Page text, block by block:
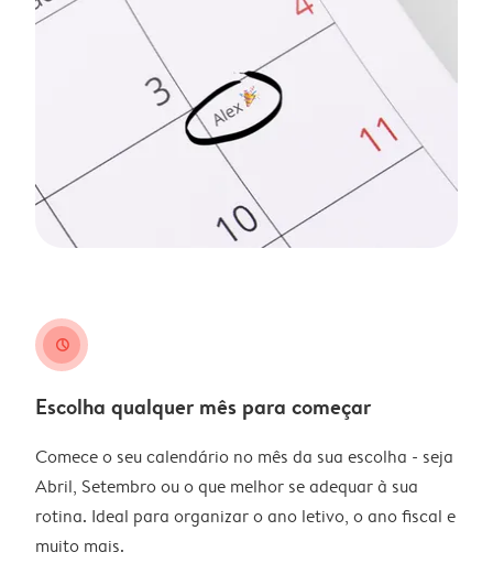
clock
Escolha qualquer mês para começar
Comece o seu calendário no mês da sua escolha - seja
Abril, Setembro ou o que melhor se adequar à sua
rotina. Ideal para organizar o ano letivo, o ano fiscal e
muito mais.